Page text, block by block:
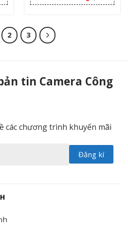
2 3
Công Thành
tin Camera Công
các chương trình khuyến mãi